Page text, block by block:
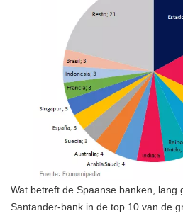
Wat betreft de Spaanse banken, lang
Santander-bank in de top 10 van de